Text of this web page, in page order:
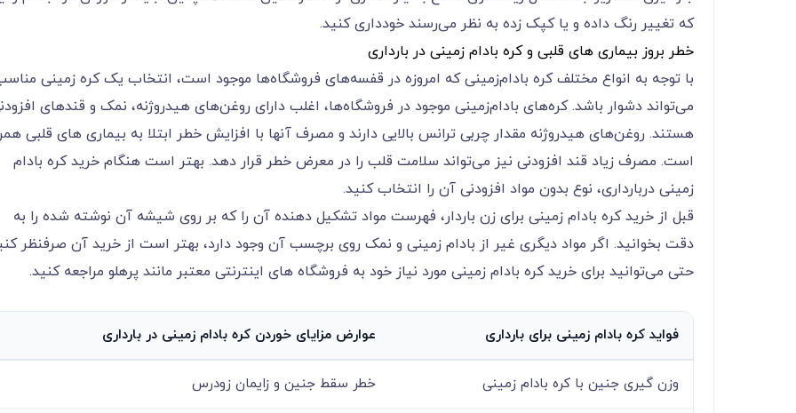
که تغییر رنگ داده و یا کپک زده به نظر می‌‌‌‌‌‌‌‌‌‌‌‌رسند خودداری کنید.
خطر بروز بیماری های قلبی و کره بادام زمینی در بارداری
با توجه به انواع مختلف کره بادام‌زمینی که امروزه در قفسه‌های فروشگاه‌ها موجود است، انتخاب یک کره زمینی
می‌‌‌‌‌‌‌‌‌‌‌‌تواند دشوار باشد. کره‌های بادام‌زمینی موجود در فروشگاه‌ها، اغلب دارای روغن‌های هیدروژنه، نمک و قندهای
هستند. روغن‌های هیدروژنه مقدار چربی ترانس بالایی دارند و مصرف آنها با افزایش خطر ابتلا به بیماری های قلبی
است. مصرف زیاد قند افزودنی نیز می‌‌‌‌‌‌‌‌‌‌‌‌تواند سلامت قلب را در معرض خطر قرار دهد. بهتر است هنگام خرید کره بادام
زمینی دربارداری، نوع بدون مواد افزودنی آن را انتخاب کنید.
قبل از خرید کره بادام زمینی برای زن باردار، فهرست مواد تشکیل دهنده آن را که بر روی شیشه آن نوشته شده را به
دقت بخوانید. اگر مواد دیگری غیر از بادام زمینی و نمک روی برچسب آن وجود دارد، بهتر است از خرید آن صرفنظر
حتی می‌‌‌‌‌‌‌‌‌‌‌‌توانید برای خرید کره بادام زمینی مورد نیاز خود به فروشگاه های اینترنتی معتبر مانند پرهلو مراجعه کنید.
فواید کره بادام زمینی برای بارداری عوارض مزایای خوردن کره بادام زمینی در بارداری
وزن گیری جنین با کره بادام زمینی خطر سقط جنین و زایمان زودرس